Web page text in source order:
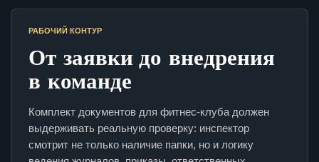
РАБОЧИЙ КОНТУР
От заявки до внедрения
в команде
Комплект документов для фитнес-клуба должен
выдерживать реальную проверку: инспектор
смотрит не только наличие папки, но и логику